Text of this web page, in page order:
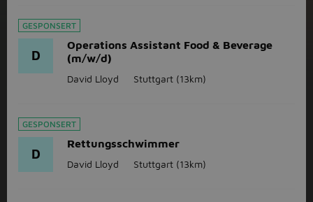
GESPONSERT
D
Operations Assistant Food & Beverage
(m/w/d)
David Lloyd Stuttgart (13km)
GESPONSERT
D
Rettungsschwimmer
David Lloyd Stuttgart (13km)